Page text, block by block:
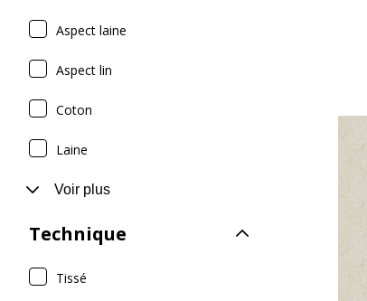
Aspect laine
Aspect lin
Coton
Laine
Voir plus
Technique
Tissé